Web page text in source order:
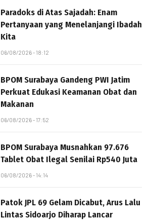
Paradoks di Atas Sajadah: Enam
Pertanyaan yang Menelanjangi Ibadah
Kita
06/08/2026 - 18:12
BPOM Surabaya Gandeng PWI Jatim
Perkuat Edukasi Keamanan Obat dan
Makanan
06/08/2026 - 17:52
BPOM Surabaya Musnahkan 97.676
Tablet Obat Ilegal Senilai Rp540 Juta
06/08/2026 - 14:14
Patok JPL 69 Gelam Dicabut, Arus Lalu
Lintas Sidoarjo Diharap Lancar